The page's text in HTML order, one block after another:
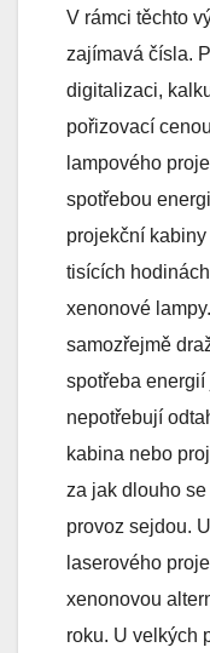
V rámci těchto
zajímavá čísla.
digitalizaci,
pořizovací
lampového
spotřebou
projekční
tisících
xenonové
samozřejmě
spotřeba
nepotřebují
kabina nebo
za jak dlouho
provoz sejdou.
laserového
xenonovou
roku. U velkých